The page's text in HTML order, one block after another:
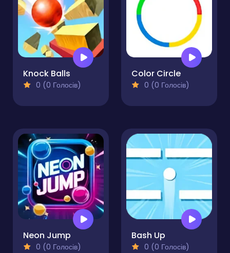
Knock Balls
0 (0 Голосів)
Color Circle
0 (0 Голосів)
Neon Jump
0 (0 Голосів)
Bash Up
0 (0 Голосів)